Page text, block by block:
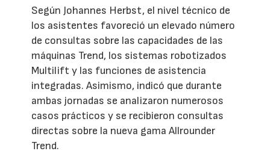
Según Johannes Herbst, el nivel técnico de
los asistentes favoreció un elevado número
de consultas sobre las capacidades de las
máquinas Trend, los sistemas robotizados
Multilift y las funciones de asistencia
integradas. Asimismo, indicó que durante
ambas jornadas se analizaron numerosos
casos prácticos y se recibieron consultas
directas sobre la nueva gama Allrounder
Trend.